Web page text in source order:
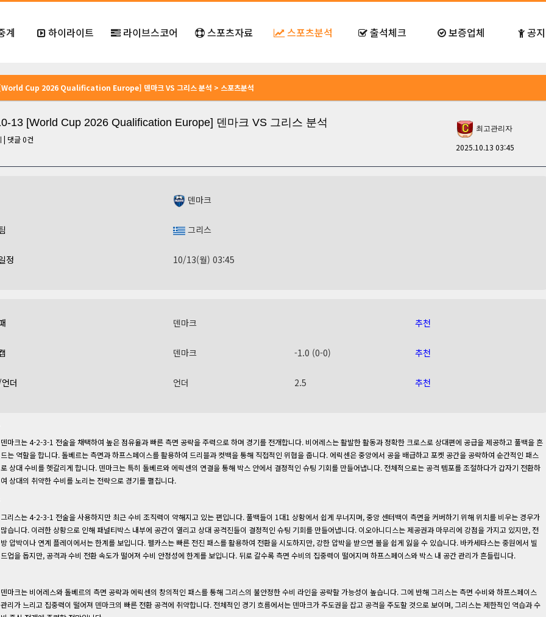
계 하이라이트 라이브스코어 스포츠자료 스포츠분석 출석체크 보증업체 공
Cup 2026 Qualification Europe] 덴마크 VS 그리스 분석 > 스포츠분석
13 [World Cup 2026 Qualification Europe] 덴마크 VS 그리스 분석
| 댓글0건
최고관리자
2025.10.13 03:45
덴마크
그리스
정 10/13(월) 03:45
덴마크 추천
덴마크 -1.0 (0-0) 추천
더 언더 2.5 추천
덴마크는 4-2-3-1 전술을 채택하여 높은 점유율과 빠른 측면 공략을 주력으로 하며 경기를 전개합니다. 비어레스는 활발한 활동과 정확한 크로스로 상대편에 공급을 제공하고 풀백을 흔
드는 역할을 합니다. 돌베르는 측면과 하프스페이스를 활용하여 드리블과 컷백을 통해 직접적인 위협을 줍니다. 에릭센은 중앙에서 공을 배급하고 포켓 공간을 공략하여 순간적인 패스
로 상대 수비를 헷갈리게 합니다. 덴마크는 특히 돌베르와 에릭센의 연결을 통해 박스 안에서 결정적인 슈팅 기회를 만들어냅니다. 전체적으로는 공격 템포를 조절하다가 갑자기 전환하
여 상대의 취약한 수비를 노리는 전략으로 경기를 펼칩니다.
그리스는 4-2-3-1 전술을 사용하지만 최근 수비 조직력이 약해지고 있는 편입니다. 풀백들이 1대1 상황에서 쉽게 무너지며, 중앙 센터백이 측면을 커버하기 위해 위치를 비우는 경우가
많습니다. 이러한 상황으로 인해 패널티박스 내부에 공간이 열리고 상대 공격진들이 결정적인 슈팅 기회를 만들어냅니다. 이오아니디스는 제공권과 마무리에 강점을 가지고 있지만, 전
방 압박이나 연계 플레이에서는 한계를 보입니다. 펠카스는 빠른 전진 패스를 활용하여 전환을 시도하지만, 강한 압박을 받으면 볼을 쉽게 잃을 수 있습니다. 바카세타스는 중원에서 빌
드업을 돕지만, 공격과 수비 전환 속도가 떨어져 수비 안정성에 한계를 보입니다. 뒤로 갈수록 측면 수비의 집중력이 떨어지며 하프스페이스와 박스 내 공간 관리가 흔들립니다.
덴마크는 비어레스와 돌베르의 측면 공략과 에릭센의 창의적인 패스를 통해 그리스의 불안정한 수비 라인을 공략할 가능성이 높습니다. 그에 반해 그리스는 측면 수비와 하프스페이스
관리가 느리고 집중력이 떨어져 덴마크의 빠른 전환 공격에 취약합니다. 전체적인 경기 흐름에서는 덴마크가 주도권을 잡고 공격을 주도할 것으로 보이며, 그리스는 제한적인 역습과 수